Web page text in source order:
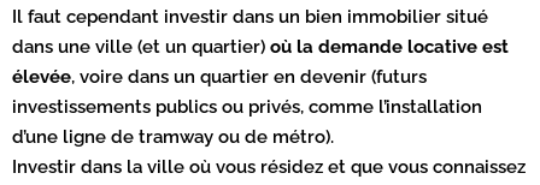
Il faut cependant investir dans un bien immobilier situé
dans une ville (et un quartier) où la demande locative est
élevée, voire dans un quartier en devenir (futurs
investissements publics ou privés, comme l’installation
d’une ligne de tramway ou de métro).
Investir dans la ville où vous résidez et que vous connaissez